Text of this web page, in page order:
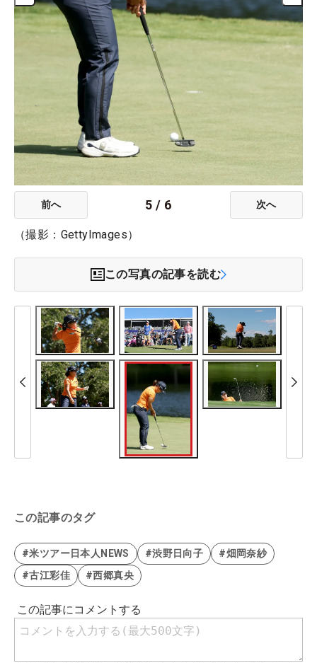
前へ 5 / 6 次へ
（撮影：GettyImages）
この写真の記事を読む
この記事のタグ
#米ツアー日本人NEWS #渋野日向子
#畑岡奈紗
#古江彩佳
#西郷真央